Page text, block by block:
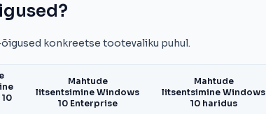
konkreetse tootevaliku puhul.
Mahtude
litsentsimine Windows
10 Enterprise
Mahtude
litsentsimine Windows
10 haridus